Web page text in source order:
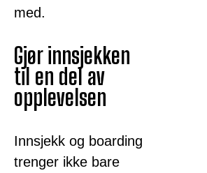
med.
Gjør innsjekken
til en del av
opplevelsen
Innsjekk og boarding
trenger ikke bare